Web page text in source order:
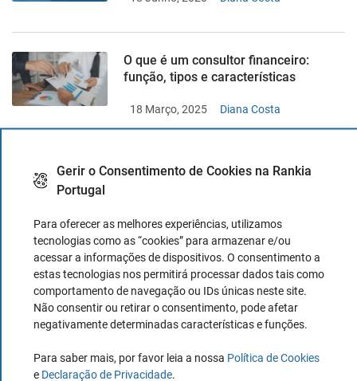
Gerir o Consentimento de Cookies na Rankia
Portugal
Para oferecer as melhores experiências, utilizamos
tecnologias como as “cookies” para armazenar e/ou
acessar a informações de dispositivos. O consentimento a
estas tecnologias nos permitirá processar dados tais como
comportamento de navegação ou IDs únicas neste site.
Não consentir ou retirar o consentimento, pode afetar
negativamente determinadas características e funções.
Para saber mais, por favor leia a nossa Política de Cookies
e Declaração de Privacidade
O que é um consultor financeiro:
função, tipos e características
18 Março, 2025 Diana Costa
Melhores ETFs que distribuem
24 Outubro, 2019 Joaquin Gaspar
ETFs alavancados: o que são e como
funcionam?
23 Outubro, 2019 Diana Costa